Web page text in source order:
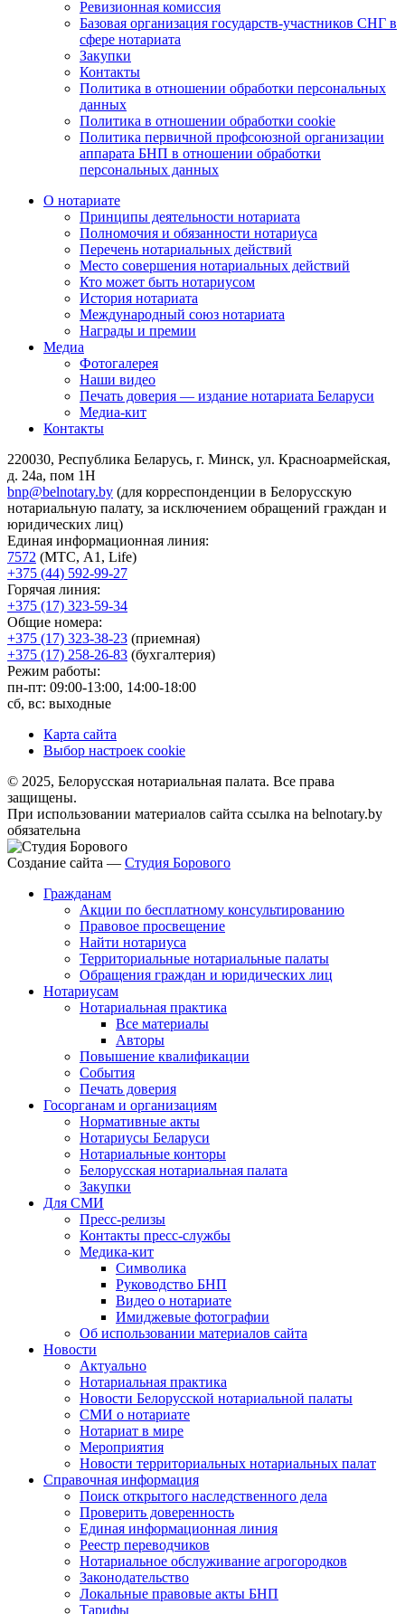
Ревизионная комиссия
Базовая организация государств-участников СНГ в
сфере нотариата
Закупки
Контакты
Политика в отношении обработки персональных
данных
Политика в отношении обработки cookie
Политика первичной профсоюзной организации
аппарата БНП в отношении обработки
персональных данных
О нотариате
Принципы деятельности нотариата
Полномочия и обязанности нотариуса
Перечень нотариальных действий
Место совершения нотариальных действий
Кто может быть нотариусом
История нотариата
Международный союз нотариата
Награды и премии
Медиа
Фотогалерея
Наши видео
Печать доверия — издание нотариата Беларуси
Медиа-кит
Контакты
220030, Республика Беларусь, г. Минск, ул. Красноармейская,
д. 24а, пом 1Н
bnp@belnotary.by (для корреспонденции в Белорусскую
нотариальную палату, за исключением обращений граждан и
юридических лиц)
Единая информационная линия:
7572 (МТС, A1, Life)
+375 (44) 592-99-27
Горячая линия:
+375 (17) 323-59-34
Общие номера:
+375 (17) 323-38-23 (приемная)
+375 (17) 258-26-83 (бухгалтерия)
Режим работы:
пн-пт: 09:00-13:00, 14:00-18:00
сб, вс: выходные
Карта сайта
Выбор настроек cookie
© 2025, Белорусская нотариальная палата. Все права
защищены.
При использовании материалов сайта ссылка на belnotary.by
обязательна
Создание сайта — Студия Борового
Гражданам
Акции по бесплатному консультированию
Правовое просвещение
Найти нотариуса
Территориальные нотариальные палаты
Обращения граждан и юридических лиц
Нотариусам
Нотариальная практика
Все материалы
Авторы
Повышение квалификации
События
Печать доверия
Госорганам и организациям
Нормативные акты
Нотариусы Беларуси
Нотариальные конторы
Белорусская нотариальная палата
Закупки
Для СМИ
Пресс-релизы
Контакты пресс-службы
Медика-кит
Символика
Руководство БНП
Видео о нотариате
Имиджевые фотографии
Об использовании материалов сайта
Новости
Актуально
Нотариальная практика
Новости Белорусской нотариальной палаты
СМИ о нотариате
Нотариат в мире
Мероприятия
Новости территориальных нотариальных палат
Справочная информация
Поиск открытого наследственного дела
Проверить доверенность
Единая информационная линия
Реестр переводчиков
Нотариальное обслуживание агрогородков
Законодательство
Локальные правовые акты БНП
Тарифы